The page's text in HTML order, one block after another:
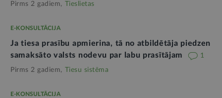
Pirms 2 gadiem, Tieslietas
E-KONSULTĀCIJA
Ja tiesa prasību apmierina, tā no atbildētāja piedzen
samaksāto valsts nodevu par labu prasītājam
1
Pirms 2 gadiem, Tiesu sistēma
E-KONSULTĀCIJA